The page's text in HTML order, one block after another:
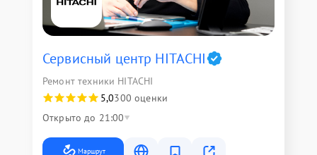
Сервисный центр HITACHI
Ремонт техники HITACHI
5,0300 оценки
Открыто до 21:00
Маршрут